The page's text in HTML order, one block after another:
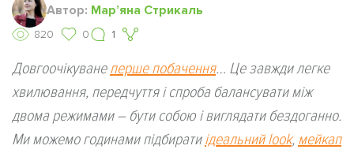
Автор: Мар’яна Стрикаль
820 0 1
Довгоочікуванеперше побачення… Це завжди легке
хвилювання, передчуття і спроба балансувати між
двома режимами – бути собою і виглядати бездоганно.
Ми можемо годинами підбиратиідеальний look, мейкап